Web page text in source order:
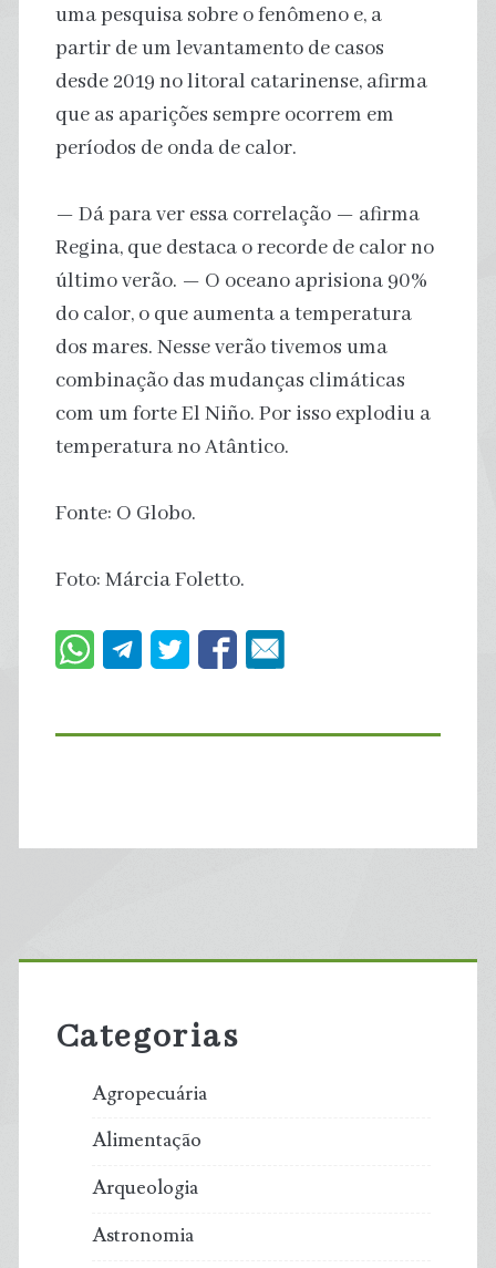
uma pesquisa sobre o fenômeno e, a
partir de um levantamento de casos
desde 2019 no litoral catarinense, afirma
que as aparições sempre ocorrem em
períodos de onda de calor.
— Dá para ver essa correlação — afirma
Regina, que destaca o recorde de calor no
último verão. — O oceano aprisiona 90%
do calor, o que aumenta a temperatura
dos mares. Nesse verão tivemos uma
combinação das mudanças climáticas
com um forte El Niño. Por isso explodiu a
temperatura no Atântico.
Fonte: O Globo.
Foto: Márcia Foletto.
Primary
Sidebar
Categorias
Agropecuária
Alimentação
Arqueologia
Astronomia